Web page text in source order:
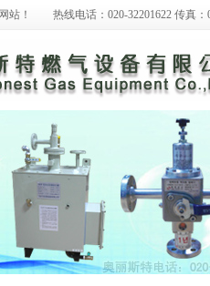
站！ 热线电话：020-32201622 传真：